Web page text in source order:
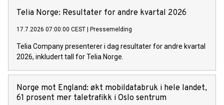
Telia Norge: Resultater for andre kvartal 2026
17.7.2026 07:00:00 CEST Pressemelding
Telia Company presenterer i dag resultater for andre kvartal
2026, inkludert tall for Telia Norge.
Norge mot England: økt mobildatabruk i hele landet,
61 prosent mer taletrafikk i Oslo sentrum